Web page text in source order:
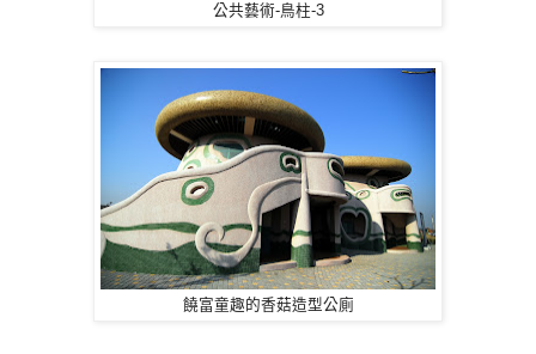
公共藝術-鳥柱-3
饒富童趣的香菇造型公廁